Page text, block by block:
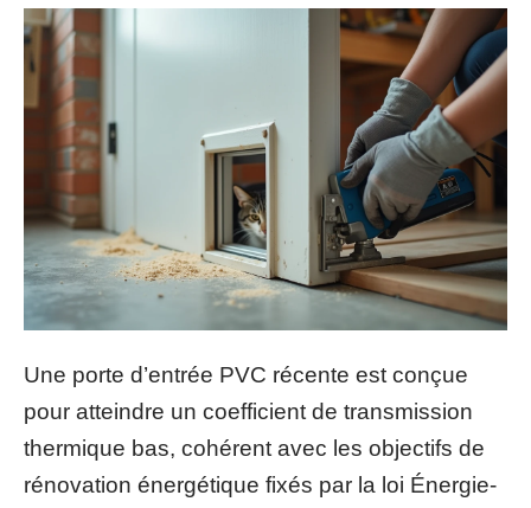
Une porte d’entrée PVC récente est conçue
pour atteindre un coefficient de transmission
thermique bas, cohérent avec les objectifs de
rénovation énergétique fixés par la loi Énergie-